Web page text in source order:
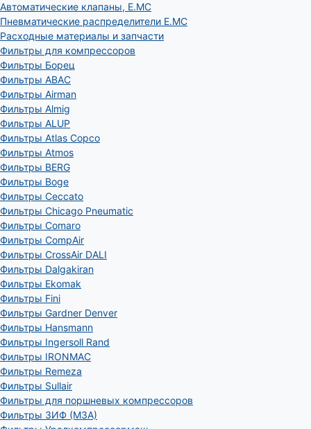
Автоматические клапаны, Е.МС
Пневматические распределители E.MC
Расходные материалы и запчасти
Фильтры для компрессоров
Фильтры Борец
Фильтры ABAC
Фильтры Airman
Фильтры Almig
Фильтры ALUP
Фильтры Atlas Copco
Фильтры Atmos
Фильтры BERG
Фильтры Boge
Фильтры Ceccato
Фильтры Chicago Pneumatic
Фильтры Comaro
Фильтры CompAir
Фильтры CrossAir DALI
Фильтры Dalgakiran
Фильтры Ekomak
Фильтры Fini
Фильтры Gardner Denver
Фильтры Hansmann
Фильтры Ingersoll Rand
Фильтры IRONMAC
Фильтры Remeza
Фильтры Sullair
Фильтры для поршневых компрессоров
Фильтры ЗИФ (МЗА)